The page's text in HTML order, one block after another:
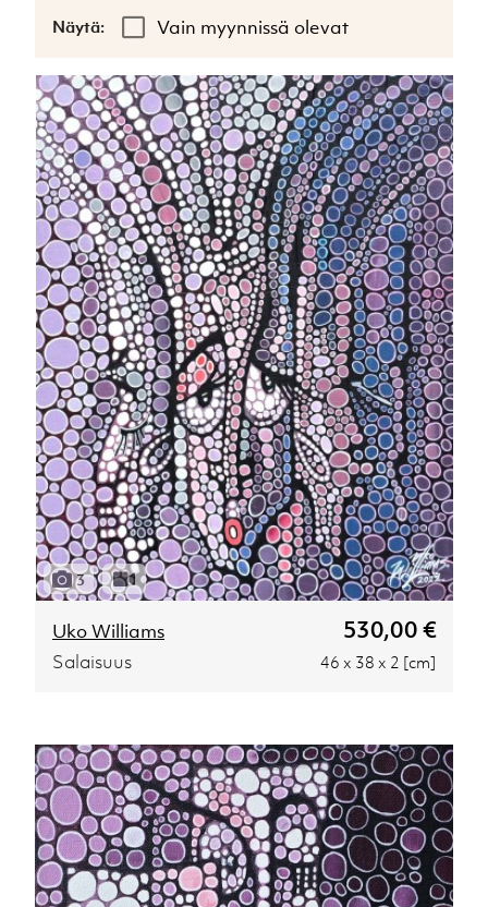
Näytä: Vain myynnissä olevat
3
Uko Williams 530,00 €
Salaisuus 46 x 38 x 2 [cm]